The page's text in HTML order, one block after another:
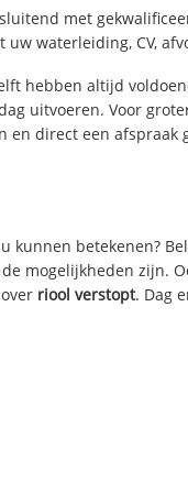
met
waterleiding, CV,
hebben altijd
uitvoeren. Voor
en direct een afspraak
kunnen betekenen?
mogelijkheden zijn.
riool verstopt. Dag